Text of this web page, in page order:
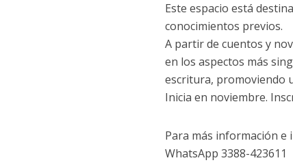
Este espacio está
conocimientos previos.
A partir de cuentos y
en los aspectos más
escritura, promoviendo
Inicia en noviembre.
Para más información e
WhatsApp 3388-423611